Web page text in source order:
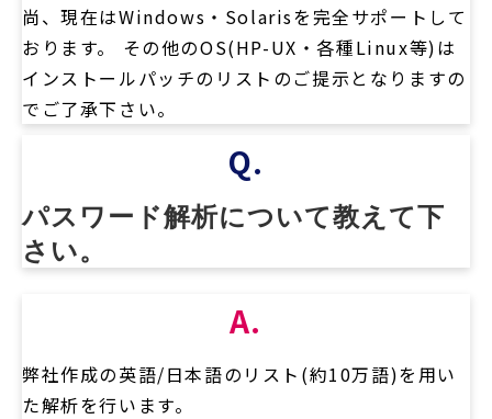
尚、現在はWindows・Solarisを完全サポートして
おります。 その他のOS(HP-UX・各種Linux等)は
インストールパッチのリストのご提示となりますの
でご了承下さい。
Q.
パスワード解析について教えて下
さい。
A.
弊社作成の英語/日本語のリスト(約10万語)を用い
た解析を行います。